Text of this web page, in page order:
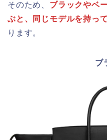
そのため、 ブラックやベ
ぶと、同じモデルを持っ
ります。
ブ